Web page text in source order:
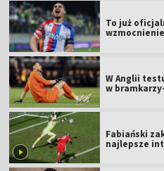
To już
W Anglii
w
Fabiański
najlepsze